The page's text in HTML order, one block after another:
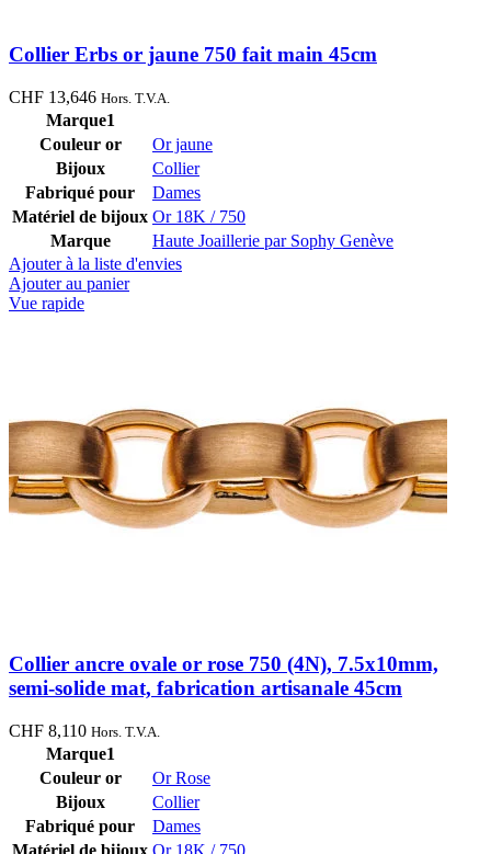
Collier Erbs or jaune 750 fait main 45cm
CHF 13,646 Hors. T.V.A.
Marque1
Couleur or
Or jaune
Bijoux
Collier
Fabriqué pour
Dames
Matériel de bijoux Or 18K / 750
Marque
Haute Joaillerie par Sophy Genève
Ajouter à la liste d'envies
Ajouter au panier
Vue rapide
Collier ancre ovale or rose 750 (4N), 7.5x10mm,
semi-solide mat, fabrication artisanale 45cm
CHF 8,110 Hors. T.V.A.
Marque1
Couleur or
Or Rose
Bijoux
Collier
Fabriqué pour
Dames
Matériel de bijoux Or 18K / 750